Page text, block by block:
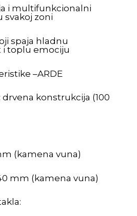
i multifunkcionalni
svakoj zoni
spaja hladnu
i toplu emociju
–ARDE
konstrukcija (100
(kamena vuna)
mm (kamena vuna)